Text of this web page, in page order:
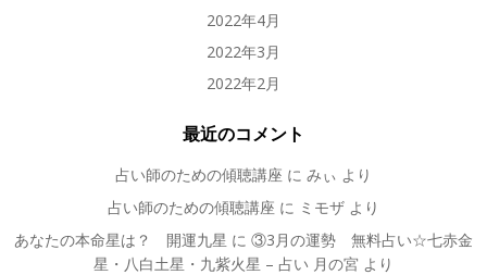
2022年4月
2022年3月
2022年2月
最近のコメント
占い師のための傾聴講座 に みぃ より
占い師のための傾聴講座 に ミモザ より
あなたの本命星は？ 開運九星 に ③3月の運勢 無料占い☆七赤金
星・八白土星・九紫火星 – 占い 月の宮 より